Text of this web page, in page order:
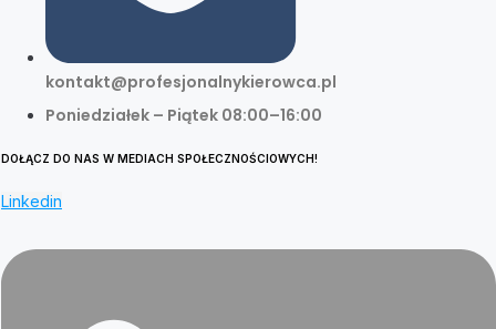
kontakt@profesjonalnykierowca.pl
Poniedziałek – Piątek 08:00–16:00
DOŁĄCZ DO NAS W MEDIACH SPOŁECZNOŚCIOWYCH!
Linkedin